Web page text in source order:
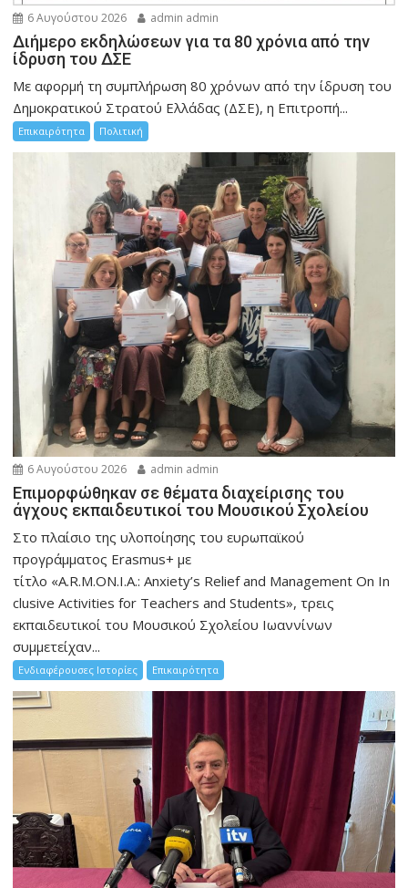
6 Αυγούστου 2026 admin admin
Διήμερο εκδηλώσεων για τα 80 χρόνια από την
ίδρυση του ΔΣΕ
Με αφορμή τη συμπλήρωση 80 χρόνων από την ίδρυση του
Δημοκρατικού Στρατού Ελλάδας (ΔΣΕ), η Επιτροπή...
Επικαιρότητα Πολιτική
6 Αυγούστου 2026 admin admin
Eπιμορφώθηκαν σε θέματα διαχείρισης του
άγχους εκπαιδευτικοί του Μουσικού Σχολείου
Στο πλαίσιο της υλοποίησης του ευρωπαϊκού
προγράμματος Erasmus+ με
τίτλο «A.R.M.ON.I.A.: Anxiety’s Relief and Management On In
clusive Activities for Teachers and Students», τρεις
εκπαιδευτικοί του Μουσικού Σχολείου Ιωαννίνων
συμμετείχαν...
Ενδιαφέρουσες Ιστορίες Επικαιρότητα